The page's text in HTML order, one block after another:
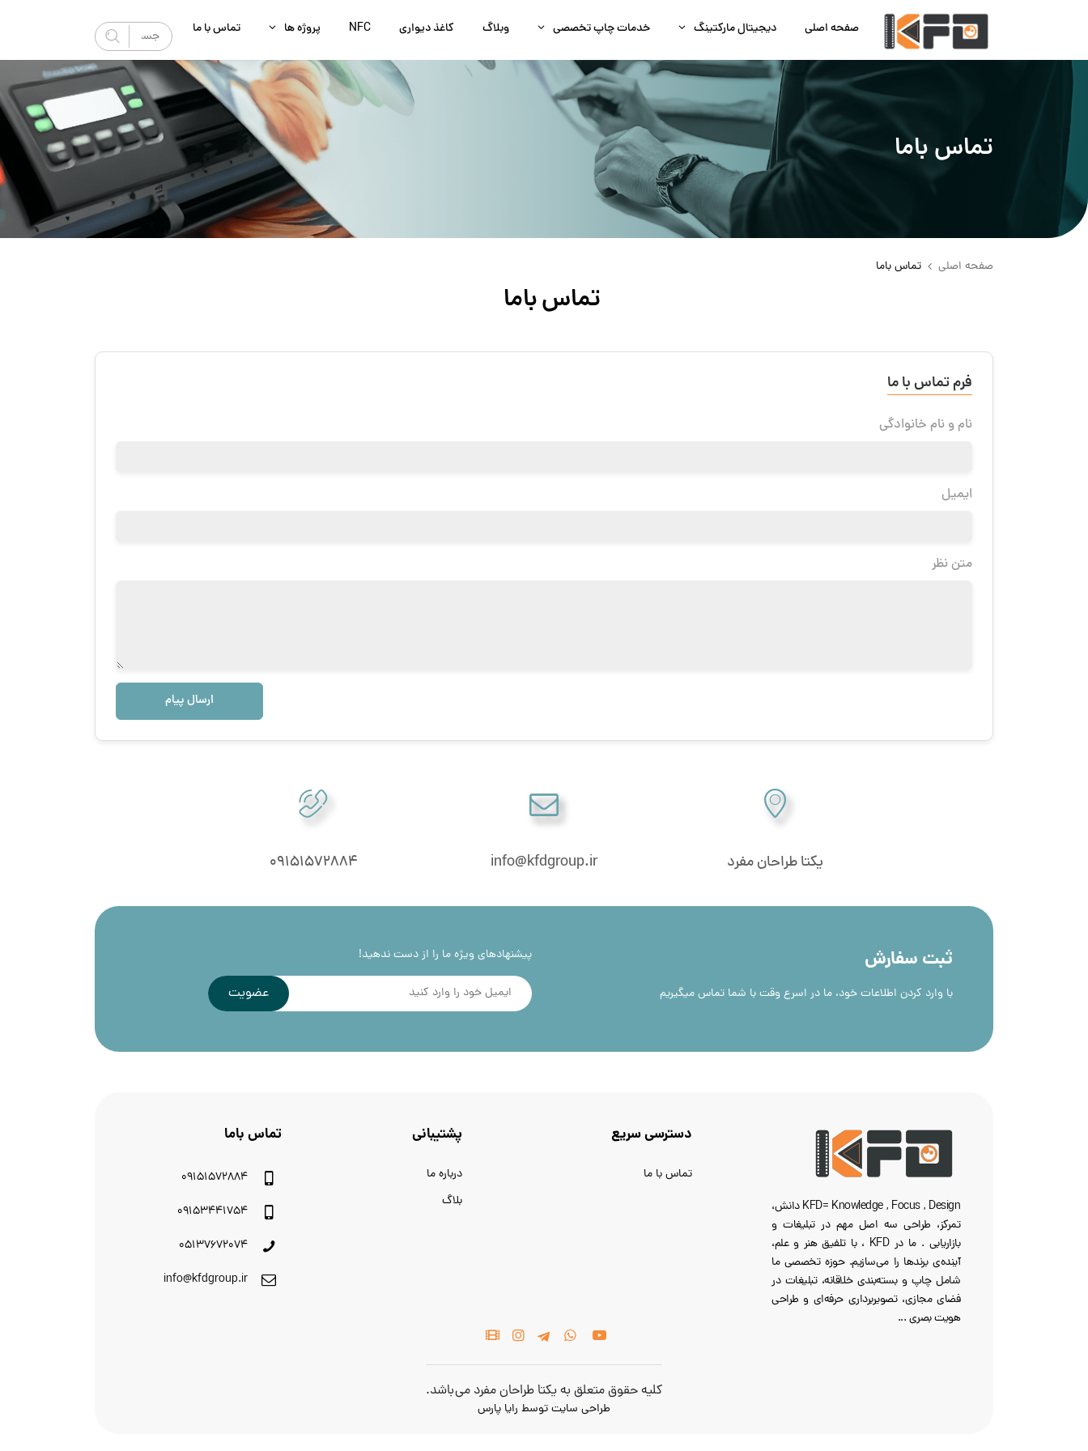
صفحه اصلی دیجیتال مارکتینگ خدمات چاپ تخصصی وبلاگ کاغذ دیواری NFC پروژه‌ ها تماس با ما
تماس باما
صفحه اصلی تماس باما
تماسباما
فرم تماس با ما
نام و نام خانوادگی
ایمیل
متن نظر
ارسال پیام
یکتا طراحان مفرد info@kfdgroup.ir
09151572884
ثبت سفارش
با وارد کردن اطلاعات خود، ما در اسرع وقت با شما تماس میگیریم
پیشنهادهای ویژه ما را از دست ندهید!
عضویت
KFD= Knowledge , Focus , Design دانش،
تمرکز، طراحی سه‌ اصل مهم در تبلیغات و
بازاریابی . ما در KFD ، با تلفیق هنر و علم،
آینده‌ی برندها را می‌سازیم. حوزه تخصصی ما
شامل چاپ و بسته‌بندی خلاقانه، تبلیغات در
فضای مجازی، تصویربرداری حرفه‌ای و طراحی
هویت بصری ...
دسترسی سریع
تماس با ما
پشتیبانی
درباره ما
بلاگ
تماس باما
09151572884
09153441754
05137672074
info@kfdgroup.ir
کلیه حقوق متعلق به یکتا طراحان مفرد می باشد.
طراحی سایتتوسط رایا پارس